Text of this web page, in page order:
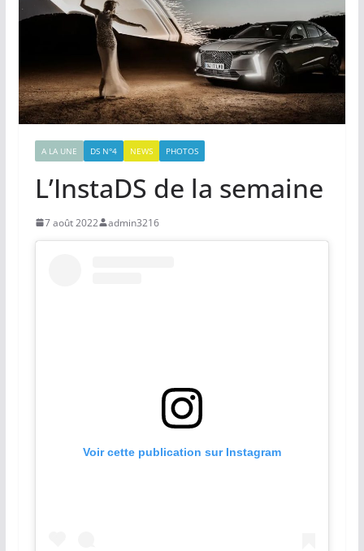
A LA UNE DS N°4 NEWS PHOTOS
L’InstaDS de la semaine
7 août 2022 admin3216
Voir cette publication sur Instagram